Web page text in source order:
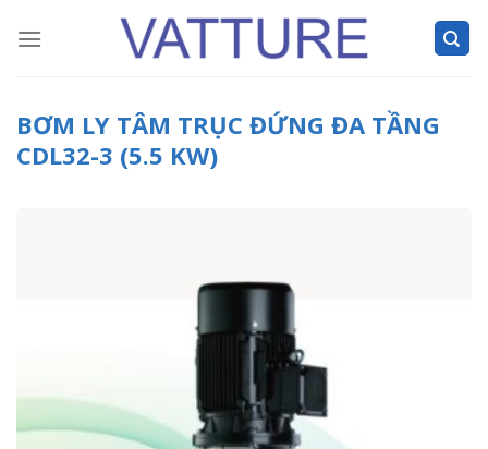
BƠM LY TÂM TRỤC ĐỨNG ĐA TẦNG
CDL32-3 (5.5 KW)